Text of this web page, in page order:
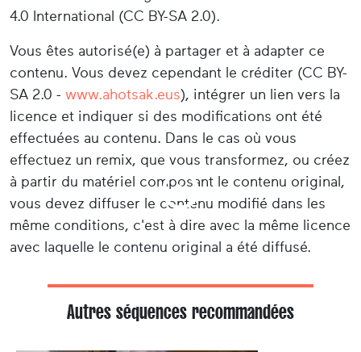
4.0 International (CC BY-SA 2.0).
Vous êtes autorisé(e) à partager et à adapter ce
contenu. Vous devez cependant le créditer (CC BY-
SA 2.0 - www.ahotsak.eus), intégrer un lien vers la
licence et indiquer si des modifications ont été
effectuées au contenu. Dans le cas où vous
effectuez un remix, que vous transformez, ou créez
à partir du matériel composant le contenu original,
vous devez diffuser le contenu modifié dans les
même conditions, c'est à dire avec la même licence
avec laquelle le contenu original a été diffusé.
Autres séquences recommandées